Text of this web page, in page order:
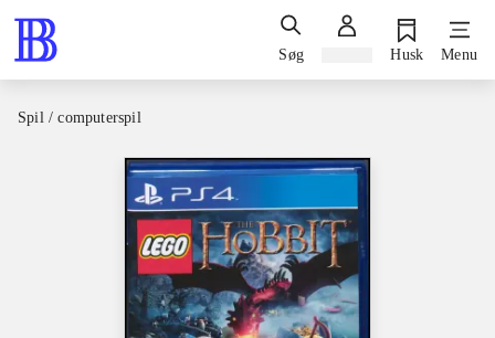
Søg Husk Menu
Spil / computerspil